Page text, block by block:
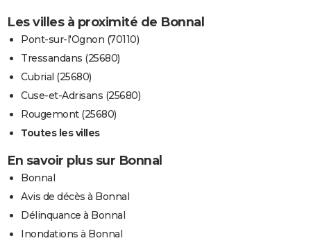
Les villes à proximité de Bonnal
Pont-sur-l'Ognon (70110)
Tressandans (25680)
Cubrial (25680)
Cuse-et-Adrisans (25680)
Rougemont (25680)
Toutes les villes
En savoir plus sur Bonnal
Bonnal
Avis de décès à Bonnal
Délinquance à Bonnal
Inondations à Bonnal